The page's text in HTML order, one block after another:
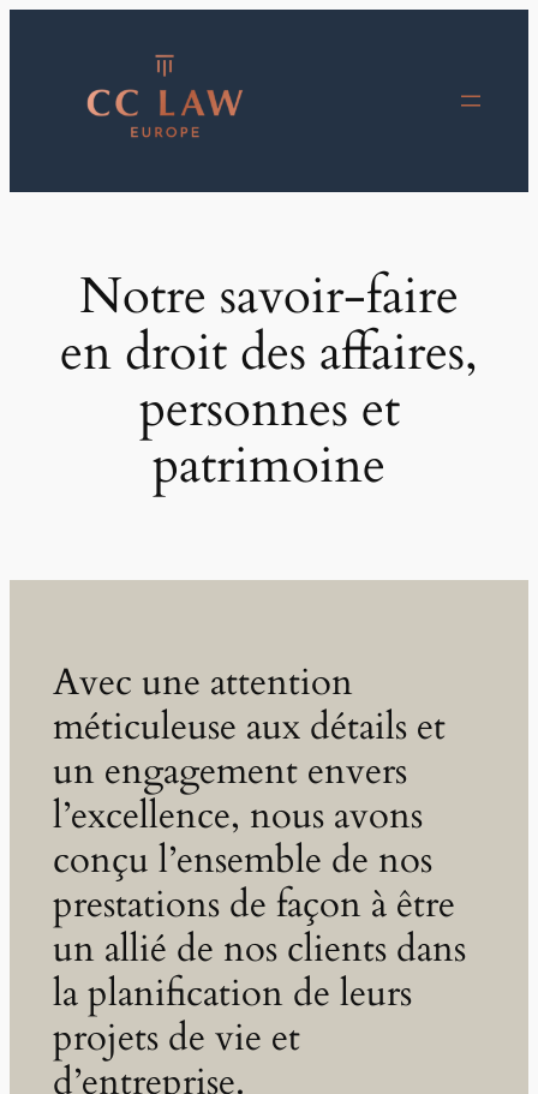
Notre savoir-faire
en droit des affaires,
personnes et
patrimoine
Avec une attention
méticuleuse aux détails et
un engagement envers
l’excellence, nous avons
conçu l’ensemble de nos
prestations de façon à être
un allié de nos clients dans
la planification de leurs
projets de vie et
d’entreprise.